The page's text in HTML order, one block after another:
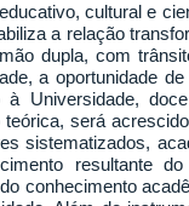
cultural e
a relação
dupla, com
a oportunidade
à Universidade,
será
sistematizados,
resultante
conhecimento